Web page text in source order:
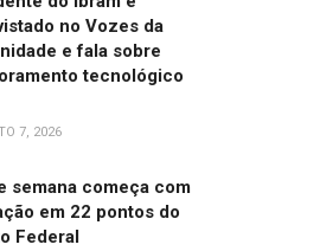
no Vozes da
e fala sobre
tecnológico
7, 2026
semana começa com
em 22 pontos do
Federal